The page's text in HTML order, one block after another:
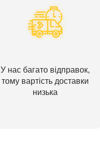
У нас багато відправок,
тому вартість доставки
низька